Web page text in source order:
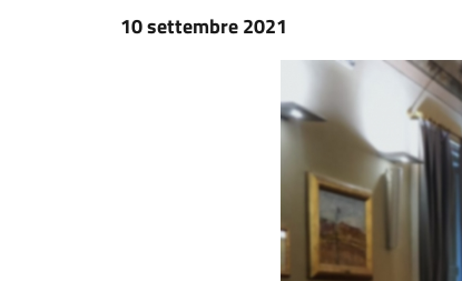
10 settembre 2021